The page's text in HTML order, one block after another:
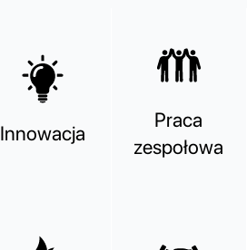
Innowacja
Praca
zespołowa